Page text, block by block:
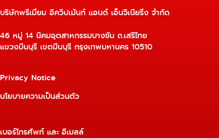
บริษัทพรีเมี่ยม อิควิปเม้นท์ แอนด์ เอ็นจิเนียริ่ง จำกัด
46 หมู่ 14 นิคมอุตสาหกรรมบางชัน ถ.เสรีไทย
แขวงมีนบุรี เขตมีนบุรี กรุงเทพมหานคร 10510
Privacy Notice
นโยบายความเป็นส่วนตัว
เบอร์โทรศัพท์ และ อีเมลล์